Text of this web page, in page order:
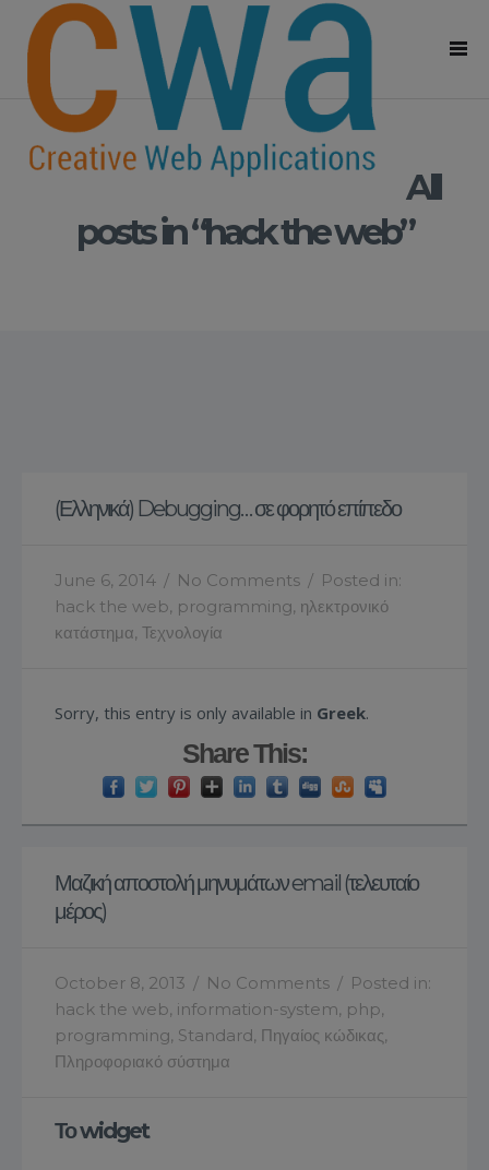
All
posts in “hack the web”
(Ελληνικά) Debugging… σε φορητό επίπεδο
June 6, 2014 / No Comments / Posted in:
hack the web, programming, ηλεκτρονικό
κατάστημα, Τεχνολογία
Sorry, this entry is only available in Greek.
Share This:
Μαζική αποστολή μηνυμάτων email (τελευταίο
μέρος)
October 8, 2013 / No Comments / Posted in:
hack the web, information-system, php,
programming, Standard, Πηγαίος κώδικας,
Πληροφοριακό σύστημα
Το widget